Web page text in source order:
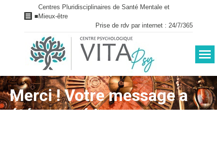
■
Centres Pluridisciplinaires de Santé Mentale et
Mieux-être
Prise de rdv par internet : 24/7/365
Vous êtes ici :
Merci ! Votre message a
été envoyé !